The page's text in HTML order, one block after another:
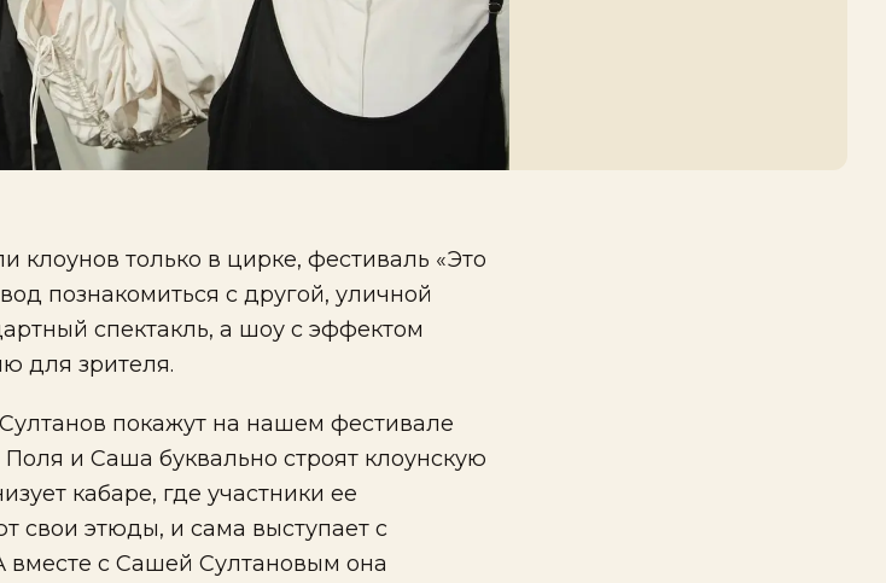
клоунов только в цирке, фестиваль «Это
познакомиться с другой, уличной
спектакль, а шоу с эффектом
для зрителя.
покажут на нашем фестивале
Поля и Саша буквально строят клоунскую
кабаре, где участники ее
свои этюды, и сама выступает с
вместе с Сашей Султановым она